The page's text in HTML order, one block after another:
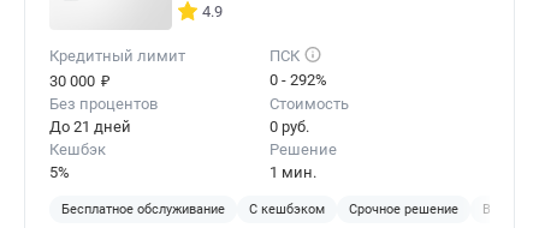
4.9
Кредитный лимит
30 000 ₽
ПСК
0 - 292%
Без процентов
До 21 дней
Стоимость
0 руб.
Кешбэк
5%
Решение
1 мин.
Бесплатное обслуживание С кешбэком Срочное решение